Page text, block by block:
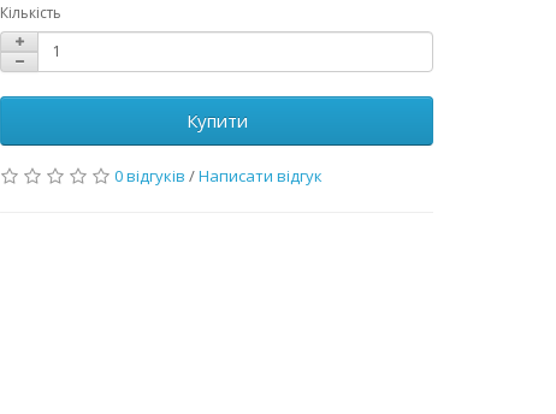
Кількість
Купити
0 відгуків /Написати відгук